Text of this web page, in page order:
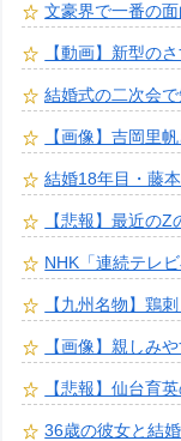
文豪界で一番の
【動画】新型の
結婚式の二次会
【画像】吉岡里
結婚18年目・藤
【悲報】最近の
NHK「連続テレ
【九州名物】鶏
【画像】親しみ
【悲報】仙台育
36歳の彼女と結